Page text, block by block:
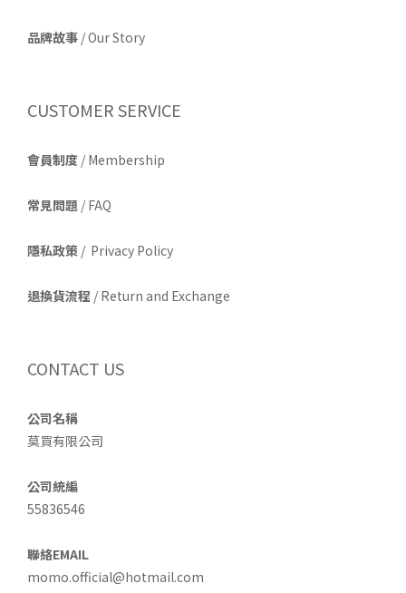
品牌故事 /Our Story
CUSTOMER SERVICE
會員制度 / Membership
常見問題 / FAQ
隱私政策 / Privacy Policy
退換貨流程 / Return and Exchange
CONTACT US
公司名稱
莫買有限公司
公司統編
55836546
聯絡EMAIL
momo.official@hotmail.com